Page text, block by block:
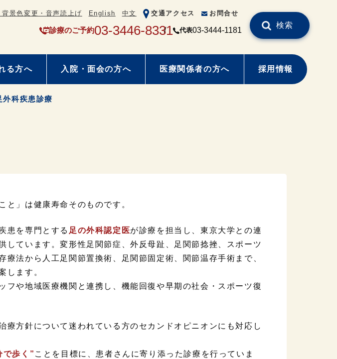
背景色変更・音声読上げ English 中文 交通アクセス お問合せ
診療のご予約03-3446-8331 代表03-3444-1181
検索
る方へ 入院・面会の方へ 医療関係者の方へ 採用情報
外科疾患診療
と」は健康寿命そのものです。
患を専門とする 足の外科認定医が診療を担当し、東京大学との連
しています。変形性足関節症、外反母趾、足関節捻挫、スポーツ
療法から人工足関節置換術、足関節固定術、関節温存手術まで、
します。
フや地域医療機関と連携し、機能回復や早期の社会・スポーツ復
療方針について迷われている方のセカンドオピニオンにも対応し
で歩く” ことを目標に、患者さんに寄り添った診療を行っていま